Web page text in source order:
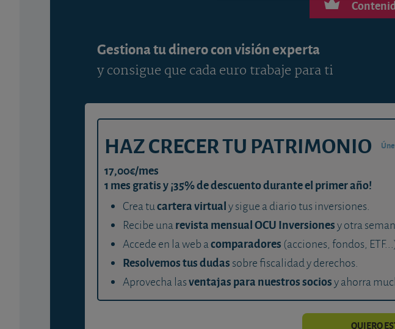
Gestiona tu dinero con visión experta
y consigue que cada euro trabaje para ti
HAZ CRECER TU PATRIMONIO
17,00€/mes
1 mes gratis y ¡35% de descuento durante el primer año!
Crea tucartera virtualy sigue a diario tus inversiones.
Recibe unarevista mensual OCU Inversionesy otra
Accede en la web acomparadores (acciones, fondos,
Resolvemos tus dudas sobre fiscalidad y derechos.
Aprovecha lasventajas para nuestros sociosy ahorra
QUIERO